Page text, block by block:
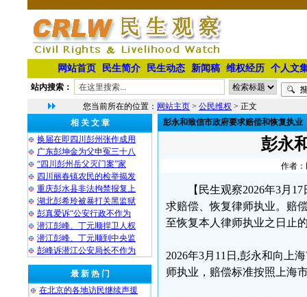
网站首页 民生简介 民生动态 新闻稿 维权经历 个人文
站内搜索：
您当前所在的位置： 网站主页 > 公民维权 > 正文
相 关 文 章
换届在即四川彭州张作成用
广东彭坤金为父申冤三十八
“四川彭州岳父灭门案”家
四川丽春镇农民的检举揭发
重庆彭水县非法拘禁报复上
湖北彭希玲被暴打关黑监狱
彭真爱诉“公安行政不作为
潜江彭峰、丁元顺捍卫人权
潜江彭峰、丁元顺到中央监
彭峰诉潜江公安局长不作为
最 新 热 门
在北京的各地访民继续声援
彭永和致信市政府要求赔偿和恢复执业
彭永
作者：
【民生观察2026年3月
求赔偿、恢复律师执业。赔
至恢复本人律师执业之日止
2026年3月11日,彭永和向上
师执业，赔偿标准按照上海